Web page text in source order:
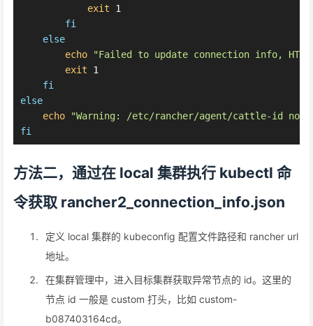
exit 1
fi
else
echo
"Failed to update connection info,
exit 1
fi
else
echo
"Warning: /etc/rancher/agent/cattle-id not
fi
方法二，通过在 local 集群执行 kubectl 命
令获取 rancher2_connection_info.json
定义 local 集群的 kubeconfig 配置文件路径和 rancher url
地址。
在集群管理中，进入目标集群获取异常节点的 id。这里的
节点 id 一般是 custom 打头，比如 custom-
b087403164cd。